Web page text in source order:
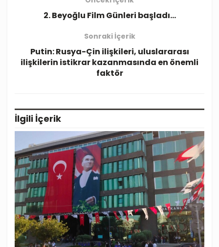
2. Beyoğlu Film Günleri başladı…
Sonraki İçerik
Putin: Rusya-Çin ilişkileri, uluslararası
ilişkilerin istikrar kazanmasında en önemli
faktör
İlgili İçerik